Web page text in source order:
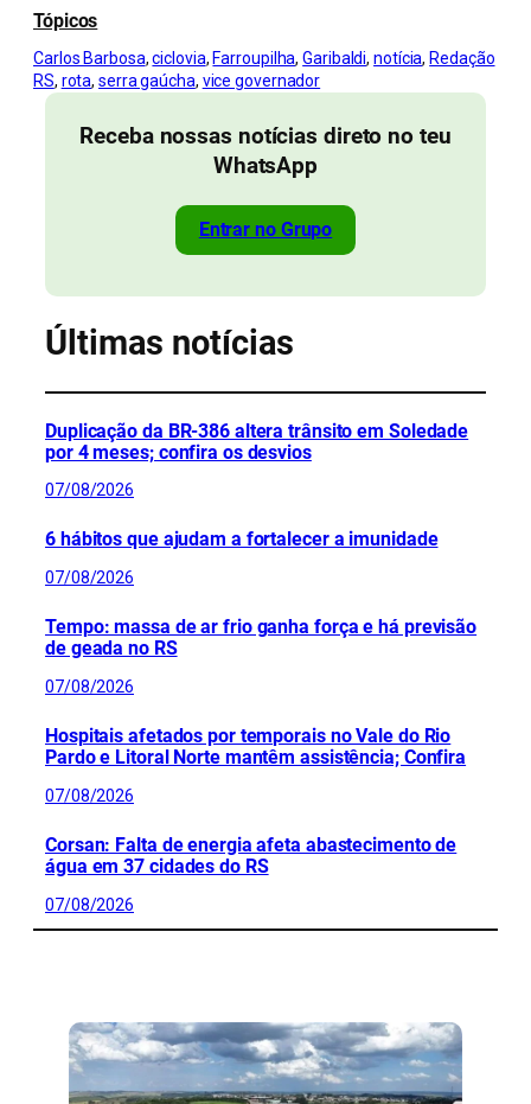
Tópicos
Carlos Barbosa, ciclovia, Farroupilha, Garibaldi, notícia, Redação
RS, rota, serra gaúcha, vice governador
Receba nossas notícias direto no teu
WhatsApp
Entrar no Grupo
Últimas notícias
Duplicação da BR-386 altera trânsito em Soledade
por 4 meses; confira os desvios
07/08/2026
6 hábitos que ajudam a fortalecer a imunidade
07/08/2026
Tempo: massa de ar frio ganha força e há previsão
de geada no RS
07/08/2026
Hospitais afetados por temporais no Vale do Rio
Pardo e Litoral Norte mantêm assistência; Confira
07/08/2026
Corsan: Falta de energia afeta abastecimento de
água em 37 cidades do RS
07/08/2026